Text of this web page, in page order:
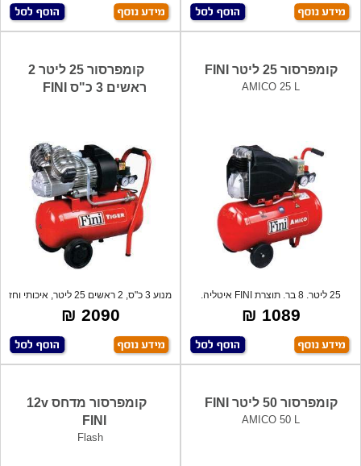
קומפרסור 25 ליטר FINI
AMICO 25 L
25 ליטר. 8 בר. תוצרת FINI איטליה.
1089 ₪
קומפרסור 25 ליטר 2
ראשים 3 כ"ס FINI
מנוע 3 כ"ס, 2 ראשים 25 ליטר, איכותי וחז
2090 ₪
קומפרסור 50 ליטר FINI
AMICO 50 L
קומפרסור מדחס 12v
FINI
Flash